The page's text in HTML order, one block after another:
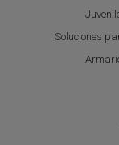
Soluciones